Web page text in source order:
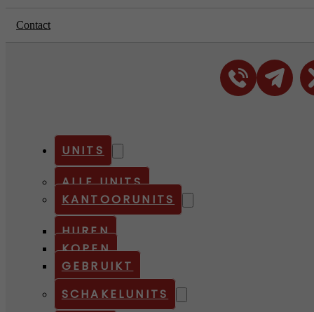
Contact
UNITS
ALLE UNITS
KANTOORUNITS
HUREN
KOPEN
GEBRUIKT
SCHAKELUNITS